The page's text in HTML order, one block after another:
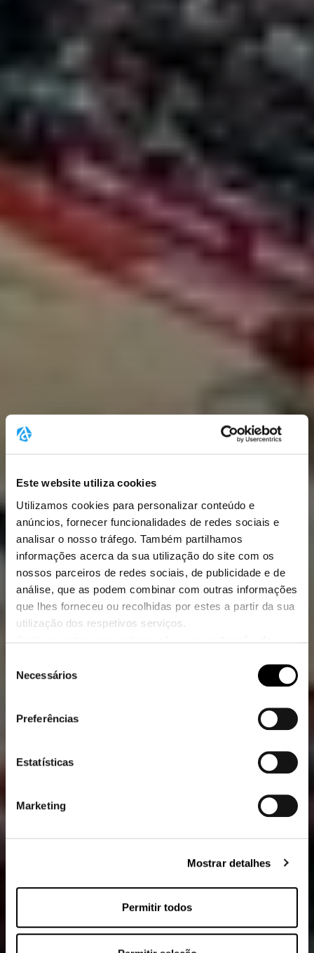
Este website utiliza cookies
Utilizamos cookies para personalizar conteúdo e
anúncios, fornecer funcionalidades de redes sociais e
analisar o nosso tráfego. Também partilhamos
informações acerca da sua utilização do site com os
nossos parceiros de redes sociais, de publicidade e de
análise, que as podem combinar com outras informações
que lhes forneceu ou recolhidas por estes a partir da sua
utilização dos respetivos serviços.
Pode encontrar mais informações emprotecção de
Cliqueaquipara ir para a impressão.
Necessários
Preferências
Estatísticas
Marketing
Mostrar detalhes
Permitir todos